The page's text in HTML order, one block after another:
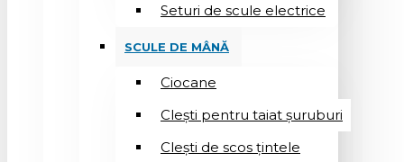
Seturi de scule electrice
SCULE DE MÂNĂ
Ciocane
Cleşti pentru taiat șuruburi
Clești de scos țintele